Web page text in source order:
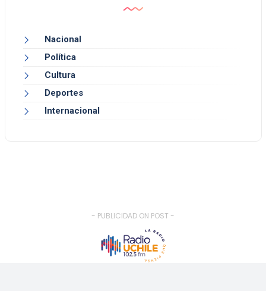
Nacional
Política
Cultura
Deportes
Internacional
- PUBLICIDAD ON POST -